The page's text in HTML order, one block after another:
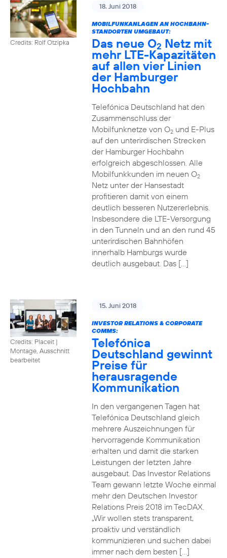
Credits: Rolf Otzipka
18. Juni 2018
MOBILFUNKANLAGEN AN HOCHBAHN-
STANDORTEN UMGEBAUT:
Das neue O2 Netz mit
mehr LTE-Kapazitäten
auf allen vier Linien
der Hamburger
Hochbahn
Telefónica Deutschland hat den
Zusammenschluss der
Mobilfunknetze von O2und E-Plus
auf den unterirdischen Strecken
der Hamburger Hochbahn
erfolgreich abgeschlossen. Alle
Mobilfunkkunden im neuen O2
Netz unter der Hansestadt
profitieren damit von einem
deutlich besseren Nutzererlebnis.
Insbesondere die LTE-Versorgung
in den Tunneln und an den rund 45
unterirdischen Bahnhöfen
innerhalb Hamburgs wurde
deutlich ausgebaut. Das […]
Credits: Placeit |
Montage, Ausschnitt
bearbeitet
15. Juni 2018
INVESTOR RELATIONS & CORPORATE
COMMS:
Telefónica
Deutschland gewinnt
Preise für
herausragende
Kommunikation
In den vergangenen Tagen hat
Telefónica Deutschland gleich
mehrere Auszeichnungen für
hervorragende Kommunikation
erhalten und damit die starken
Leistungen der letzten Jahre
ausgebaut. Das Investor Relations
Team gewann letzte Woche einmal
mehr den Deutschen Investor
Relations Preis 2018 im TecDAX.
„Wir wollen stets transparent,
proaktiv und verständlich
kommunizieren und suchen dabei
immer nach dem besten […]